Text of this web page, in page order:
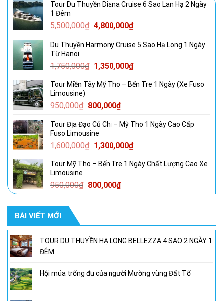
Tour Du Thuyền Diana Cruise 6 Sao Lan Hạ 2 Ngày
1 Đêm
5,500,000₫ Giá
là:
4,800,000₫Giá
tại
4,800,000₫.
Du Thuyền Harmony Cruise 5 Sao Hạ Long 1 Ngày
Từ Hanoi
1,750,000₫ Giá
là:
1,350,000₫Giá
tại
Tour Miền Tây Mỹ Tho – Bến Tre 1 Ngày (Xe Fuso
Limousine)
950,000₫ Giá
là:
950,000₫.
800,000₫Giá
tại
800,000₫.
Tour Địa Đạo Củ Chi – Mỹ Tho 1 Ngày Cao Cấp
Fuso Limousine
1,600,000₫ Giá
là:
1,300,000₫Giá
tại
Tour Mỹ Tho – Bến Tre 1 Ngày Chất Lượng Cao Xe
Limousine
950,000₫ Giá
gốc
800,000₫Giá
hiện
800,000₫.
BÀI VIẾT MỚI
TOUR DU THUYỀN HẠ LONG BELLEZZA 4 SAO 2 NGÀY 1
ĐÊM
Hội múa trống đu của người Mường vùng Đất Tổ